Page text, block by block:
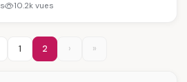
10.2k vues
1 2 › »